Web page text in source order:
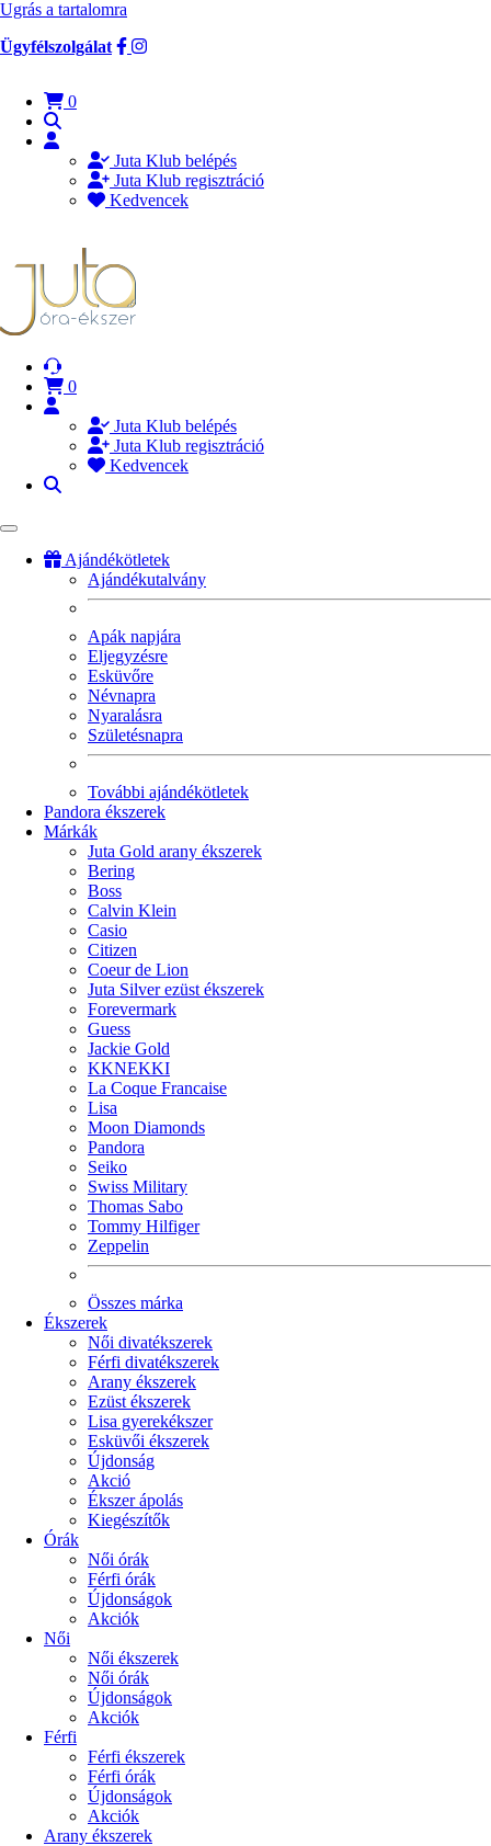
Ugrás a tartalomra
Ügyfélszolgálat
0
Juta Klub belépés
Juta Klub regisztráció
Kedvencek
0
Juta Klub belépés
Juta Klub regisztráció
Kedvencek
Ajándékötletek
Ajándékutalvány
Apák napjára
Eljegyzésre
Esküvőre
Névnapra
Nyaralásra
Születésnapra
További ajándékötletek
Pandora ékszerek
Márkák
Juta Gold arany ékszerek
Bering
Boss
Calvin Klein
Casio
Citizen
Coeur de Lion
Juta Silver ezüst ékszerek
Forevermark
Guess
Jackie Gold
KKNEKKI
La Coque Francaise
Lisa
Moon Diamonds
Pandora
Seiko
Swiss Military
Thomas Sabo
Tommy Hilfiger
Zeppelin
Összes márka
Ékszerek
Női divatékszerek
Férfi divatékszerek
Arany ékszerek
Ezüst ékszerek
Lisa gyerekékszer
Esküvői ékszerek
Újdonság
Akció
Ékszer ápolás
Kiegészítők
Órák
Női órák
Férfi órák
Újdonságok
Akciók
Női
Női ékszerek
Női órák
Újdonságok
Akciók
Férfi
Férfi ékszerek
Férfi órák
Újdonságok
Akciók
Arany ékszerek